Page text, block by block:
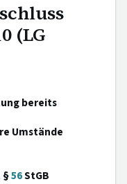
(LG
bereits
Umstände
§56StGB